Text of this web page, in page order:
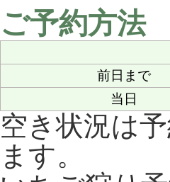
ご予約方法
前日まで
当日
空き状況は
ます。